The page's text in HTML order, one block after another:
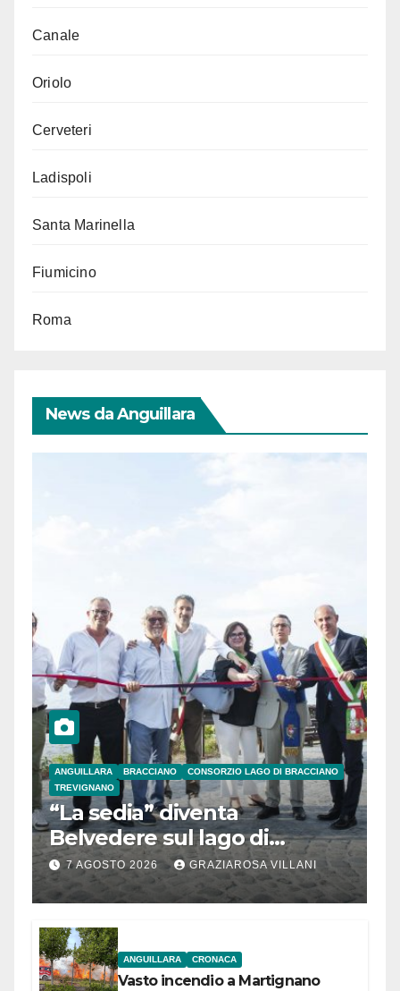
Canale
Oriolo
Cerveteri
Ladispoli
Santa Marinella
Fiumicino
Roma
News da Anguillara
ANGUILLARA BRACCIANO
CONSORZIO LAGO DI BRACCIANO
TREVIGNANO
“La sedia” diventa
Belvedere sul lago di
Bracciano: ieri
l’inaugurazione
7 AGOSTO 2026 GRAZIAROSA VILLANI
ANGUILLARA CRONACA
Vasto incendio a Martignano